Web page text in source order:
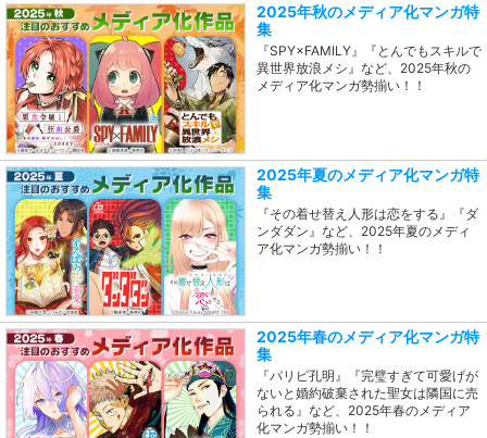
2025年秋のメディア化マンガ特
集
『SPY×FAMILY』『とんでもスキルで
異世界放浪メシ』など、2025年秋の
メディア化マンガ勢揃い！！
2025年夏のメディア化マンガ特
集
『その着せ替え人形は恋をする』『ダ
ンダダン』など、2025年夏のメディ
ア化マンガ勢揃い！！
2025年春のメディア化マンガ特
集
『パリピ孔明』『完璧すぎて可愛げが
ないと婚約破棄された聖女は隣国に売
られる』など、2025年春のメディア
化マンガ勢揃い！！